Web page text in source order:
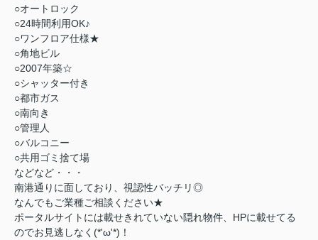
○オートロック
○24時間利用OK♪
○ワンフロア仕様★
○角地ビル
○2007年築☆
○シャッター付き
○都市ガス
○南向き
○管理人
○バルコニー
○共用ゴミ捨て場
などなど・・・
南港通りに面しており、視認性バッチリ◎
なんでもご業種ご相談ください★
ポータルサイトには載せきれていない隠れ物件、HPに載せてる
のでお見逃しなく(*'ω'*)！